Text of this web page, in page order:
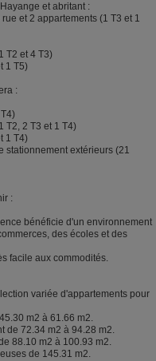
et abritant :
et 2 appartements (1 T3 et 1
T2 et 4 T3)
1 T5)
:
T2, 2 T3 et 1 T4)
1 T4)
stationnement extérieurs (21
:
bénéficie d'un environnement
des écoles et des
facile aux commodités.
variée d'appartements pour
m2 à 61.66 m2.
de 72.34 m2 à 94.28 m2.
88.10 m2 à 100.93 m2.
de 145.31 m2.